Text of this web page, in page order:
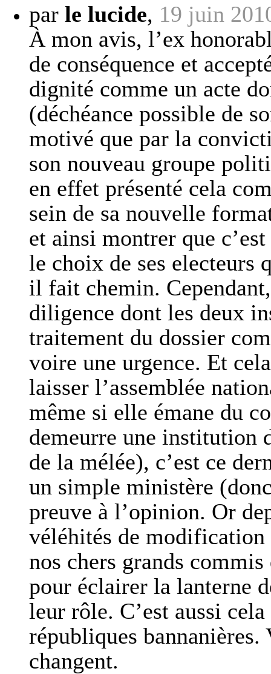
par le lucide, 19 juin
À mon avis, l’ex
de conséquence et
dignité comme un acte
(déchéance possible de
motivé que par la
son nouveau groupe
en effet présenté cela
sein de sa nouvelle
et ainsi montrer que
le choix de ses electeurs
il fait chemin.
diligence dont les deux
traitement du dossier
voire une urgence. Et
laisser l’assemblée
même si elle émane du
demeurre une institution
de la mélée), c’est ce
un simple ministère
preuve à l’opinion. Or
véléhités de
nos chers grands
pour éclairer la lanterne
leur rôle. C’est aussi
républiques bannanières.
changent.